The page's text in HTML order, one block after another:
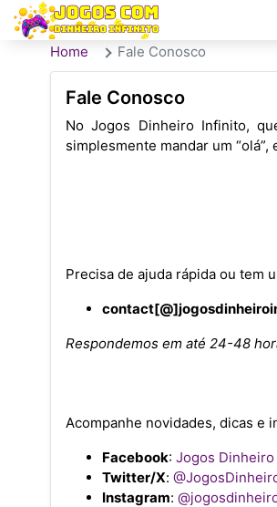
Home Fale Conosco
Fale Conosco
No Jogos Dinheiro Infinito,
simplesmente mandar um
Precisa de ajuda rápida ou tem
Respondemos em até 24-48
Acompanhe novidades, dicas e
Facebook: Jogos
Twitter/X:
Instagram: